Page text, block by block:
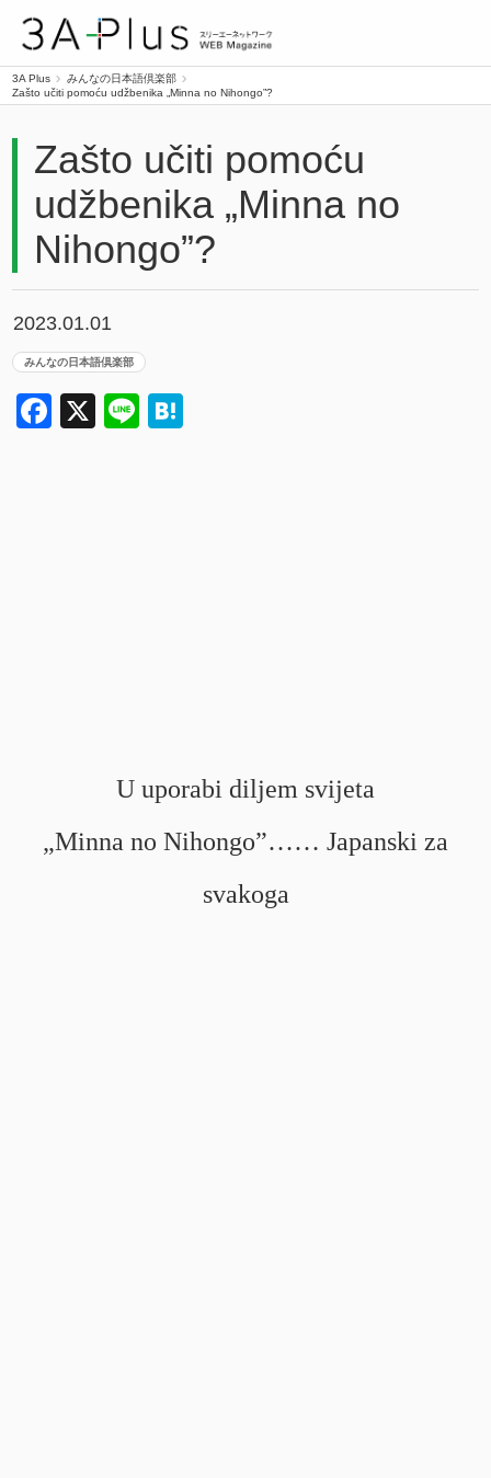
3A Plus
みんなの日本語倶楽部
Zašto učiti pomoću udžbenika „Minna no Nihongo”?
Zašto učiti pomoću
udžbenika „Minna no
Nihongo”?
2023.01.01
みんなの日本語倶楽部
Facebook
X Line
U uporabi diljem svijeta
„Minna no Nihongo”…… Japanski za
svakoga